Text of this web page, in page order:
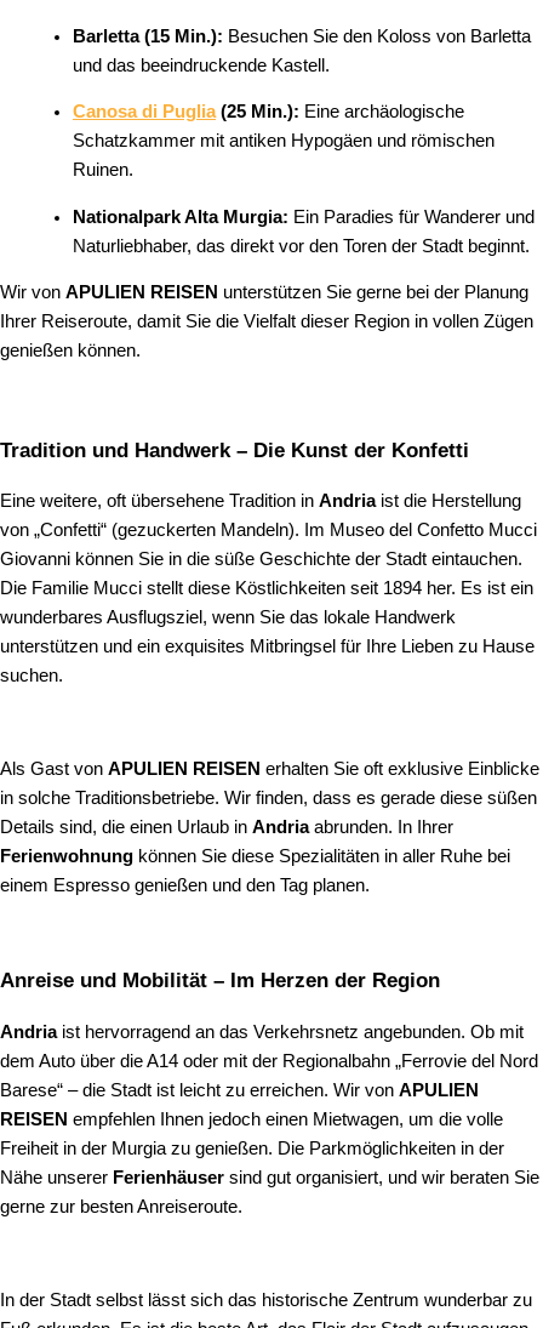
Barletta (15 Min.): Besuchen Sie den Koloss von Barletta
und das beeindruckende Kastell.
Canosa di Puglia(25 Min.): Eine archäologische
Schatzkammer mit antiken Hypogäen und römischen
Ruinen.
Nationalpark Alta Murgia: Ein Paradies für Wanderer und
Naturliebhaber, das direkt vor den Toren der Stadt beginnt.
Wir von APULIEN REISEN unterstützen Sie gerne bei der Planung
Ihrer Reiseroute, damit Sie die Vielfalt dieser Region in vollen Zügen
genießen können.
Tradition und Handwerk – Die Kunst der Konfetti
Eine weitere, oft übersehene Tradition in Andriaist die Herstellung
von „Confetti“ (gezuckerten Mandeln). Im Museo del Confetto Mucci
Giovanni können Sie in die süße Geschichte der Stadt eintauchen.
Die Familie Mucci stellt diese Köstlichkeiten seit 1894 her. Es ist ein
wunderbares Ausflugsziel, wenn Sie das lokale Handwerk
unterstützen und ein exquisites Mitbringsel für Ihre Lieben zu Hause
suchen.
Als Gast von APULIEN REISEN erhalten Sie oft exklusive Einblicke
in solche Traditionsbetriebe. Wir finden, dass es gerade diese süßen
Details sind, die einen Urlaub in Andriaabrunden. In Ihrer
Ferienwohnung können Sie diese Spezialitäten in aller Ruhe bei
einem Espresso genießen und den Tag planen.
Anreise und Mobilität – Im Herzen der Region
Andriaist hervorragend an das Verkehrsnetz angebunden. Ob mit
dem Auto über die A14 oder mit der Regionalbahn „Ferrovie del Nord
Barese“ – die Stadt ist leicht zu erreichen. Wir von APULIEN
REISEN empfehlen Ihnen jedoch einen Mietwagen, um die volle
Freiheit in der Murgia zu genießen. Die Parkmöglichkeiten in der
Nähe unserer Ferienhäuser sind gut organisiert, und wir beraten Sie
gerne zur besten Anreiseroute.
In der Stadt selbst lässt sich das historische Zentrum wunderbar zu